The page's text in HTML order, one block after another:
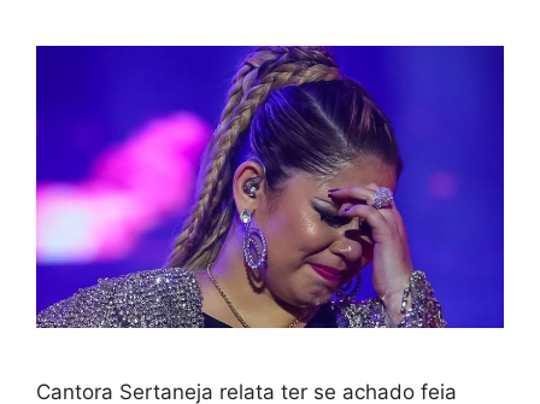
Cantora Sertaneja relata ter se achado feia